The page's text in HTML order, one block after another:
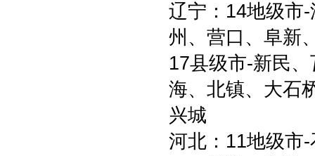
辽宁：14地级市
州、营口、阜新
17县级市-新民
海、北镇、大石
兴城
河北：11地级市